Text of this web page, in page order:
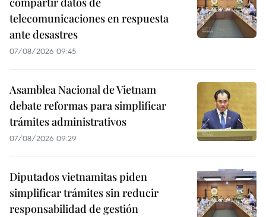
telecomunicaciones en respuesta
ante desastres
07/08/2026 09:45
Asamblea Nacional de Vietnam
debate reformas para simplificar
trámites administrativos
07/08/2026 09:29
Diputados vietnamitas piden
simplificar trámites sin reducir
responsabilidad de gestión